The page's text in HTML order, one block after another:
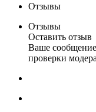
Отзывы
Отзывы
Оставить отзыв
Ваше
проверки